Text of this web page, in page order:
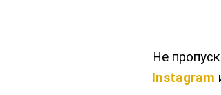
Не
Instagram